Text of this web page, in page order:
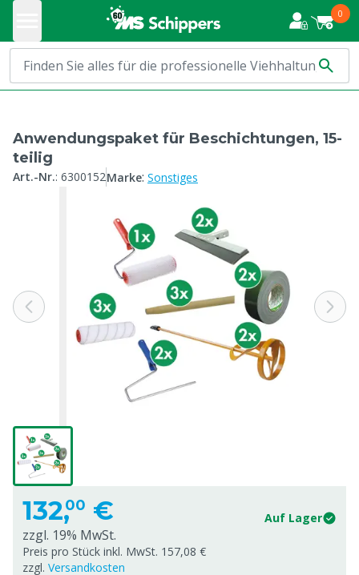
0
Anwendungspaket für Beschichtungen, 15-
teilig
Art.-Nr.: 6300152Marke: Sonstiges
132,00 € Auf Lager
zzgl. 19% MwSt.
Preis pro Stück inkl. MwSt. 157,08 €
zzgl. Versandkosten